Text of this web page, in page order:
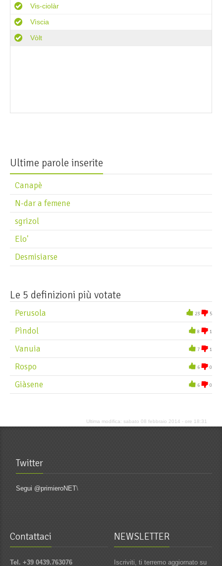
Vis-ciolàr
Vìscia
Vòlt
Ultime parole inserite
Canapè
N-dar a femene
sgrizol
Elo'
Desmisiarse
Le 5 definizioni più votate
Perusola 23 5
Pìndol 8 1
Vanuia 7 1
Rospo 6 0
Giàsene 6 0
Ultima modifica: sabato 08 febbraio 2014 - ore 18:31
Twitter
Segui @primieroNET\
Contattaci
Tel. +39 0439.763076
NEWSLETTER
Iscriviti, ti terremo aggiornato su